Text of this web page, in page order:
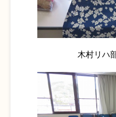
木村リハ